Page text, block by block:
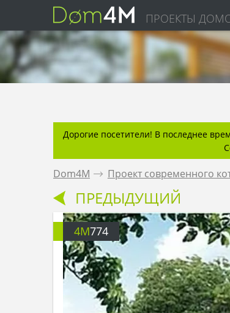
ПРОЕКТЫ
Дорогие посетители! В последнее
Dom4M . Проект современного
ПРЕДЫДУЩИЙ
4M774